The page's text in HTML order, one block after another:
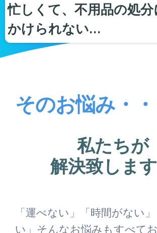
忙しくて、不用品の処分
かけられない…
そのお悩み・・
私たちが
解決致します
「運べない」「時間がない
い」そんなお悩みもすべて